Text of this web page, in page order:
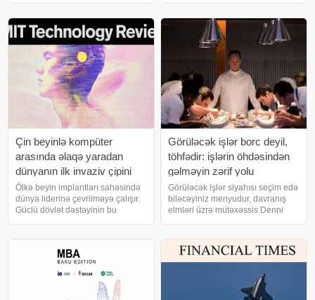
nəhayət "imperiya həddindən
artıq yüklənməsi"ni
robot yoldaşını itirdiklərinə görə
Çin beyinlə kompüter
arasında əlaqə yaradan
dünyanın ilk invaziv çipini
təsdiqləyib — bundan sonra
nə olacaq?
Ölkə beyin implantları sahəsində
dünya liderinə çevrilməyə çalışır.
Güclü dövlət dəstəyinin bu
həyətində oturan Dun Huey nəs
Görüləcək işlər borc deyil,
töhfədir: işlərin öhdəsindən
gəlməyin zərif yolu
Görüləcək işlər siyahısı seçim edə
biləcəyiniz menyudur, davranış
elmləri üzrə mütəxəssis Denni
işlər siyahıma baxıram və tanış
ağırlıq hissi sinəmə çökür